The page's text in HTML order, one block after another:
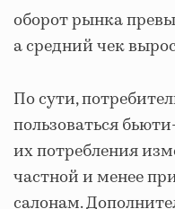
оборот рынка
а средний чек
По сути,
пользоваться
их потребления
частной и менее
салонам.